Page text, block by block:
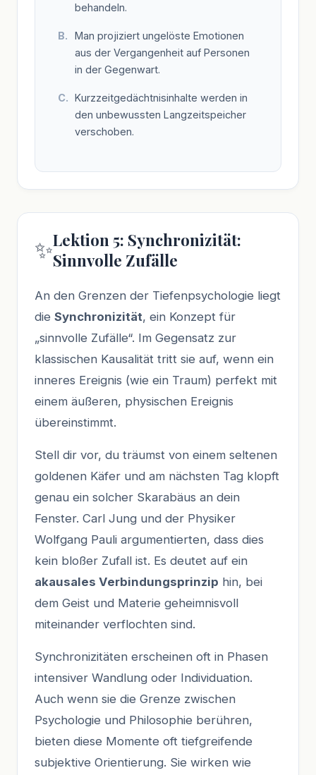
behandeln.
Man projiziert ungelöste Emotionen
aus der Vergangenheit auf Personen
in der Gegenwart.
Kurzzeitgedächtnisinhalte werden in
den unbewussten Langzeitspeicher
verschoben.
✨Lektion 5: Synchronizität:
Sinnvolle Zufälle
An den Grenzen der Tiefenpsychologie liegt
die Synchronizität, ein Konzept für
„sinnvolle Zufälle“. Im Gegensatz zur
klassischen Kausalität tritt sie auf, wenn ein
inneres Ereignis (wie ein Traum) perfekt mit
einem äußeren, physischen Ereignis
übereinstimmt.
Stell dir vor, du träumst von einem seltenen
goldenen Käfer und am nächsten Tag klopft
genau ein solcher Skarabäus an dein
Fenster. Carl Jung und der Physiker
Wolfgang Pauli argumentierten, dass dies
kein bloßer Zufall ist. Es deutet auf ein
akausales Verbindungsprinzip hin, bei
dem Geist und Materie geheimnisvoll
miteinander verflochten sind.
Synchronizitäten erscheinen oft in Phasen
intensiver Wandlung oder Individuation.
Auch wenn sie die Grenze zwischen
Psychologie und Philosophie berühren,
bieten diese Momente oft tiefgreifende
subjektive Orientierung. Sie wirken wie